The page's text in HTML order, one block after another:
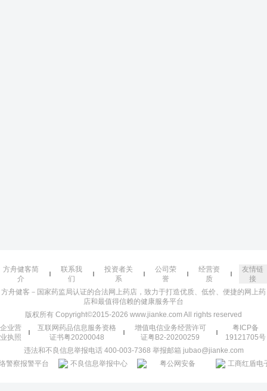
方舟健客简
介
联系我
们
投资者关
系
公司荣
誉
经营资
质
友情链
接
方舟健客－国家药监局认证的合法网上药店，致力于打造优质、低价、便捷的网上药
店和最值得信赖的健康服务平台
版权所有 Copyright©2015-2026 www.jianke.com All rights reserved
企业营
业执照
互联网药品信息服务资格
证书粤20200048
增值电信业务经营许可
证粤B2-20200259
粤ICP备
19121705号
违法和不良信息举报电话 400-003-7368 举报邮箱 jubao@jianke.com